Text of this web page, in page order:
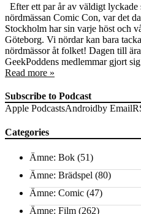
Efter ett par år av väldigt lyckade
nördmässan Comic Con, var det
Stockholm har sin varje höst och
Göteborg. Vi nördar kan bara
nördmässor åt folket! Dagen till
GeekPoddens medlemmar gjort
Read more »
Subscribe to Podcast
Apple PodcastsAndroidby Email
Categories
Ämne: Bok (51)
Ämne: Brädspel (80)
Ämne: Comic (47)
Ämne: Film (262)